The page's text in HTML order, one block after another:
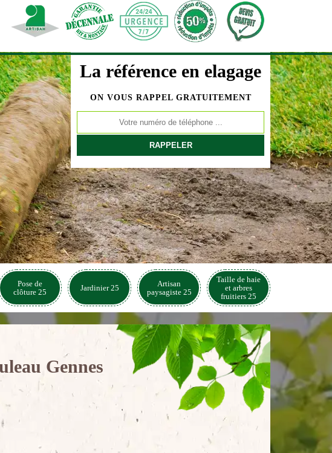
La référence en elagage
ON VOUS RAPPEL GRATUITEMENT
Pose de
clôture 25
Jardinier 25
Artisan
paysagiste 25
Taille de haie
et arbres
fruitiers 25
Gennes